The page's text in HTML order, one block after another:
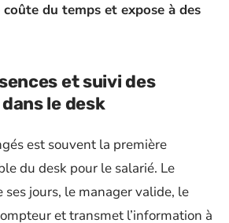
du temps et expose à des
et suivi des
le desk
est souvent la première
du desk pour le salarié. Le
jours, le manager valide, le
et transmet l’information à